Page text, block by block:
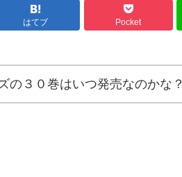
はてブ Pocket
の３０巻はいつ発売なのかな？